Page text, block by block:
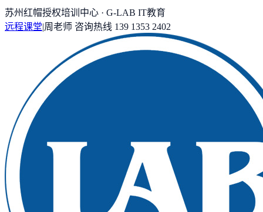
苏州红帽授权培训中心 · G-LAB IT教育
远程课堂|周老师 咨询热线 139 1353 2402